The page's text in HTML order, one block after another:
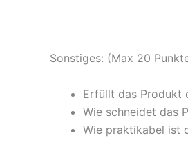
Sonstiges: (Max 20
Erfüllt das Produkt
Wie schneidet das
Wie praktikabel ist